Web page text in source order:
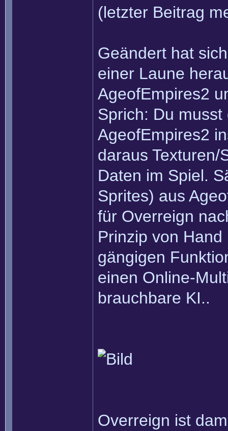
(letzter Beitrag
Geändert hat
einer Laune
AgeofEmpires2
Sprich: Du
AgeofEmpires2
daraus Texturen/
Daten im Spiel.
Sprites) aus
für Overreign
Prinzip von
gängigen
einen Online-
brauchbare KI..
Overreign ist